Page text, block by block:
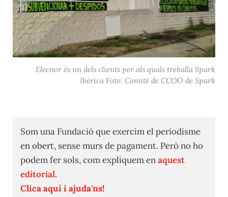
Elecnor és un dels clients per als quals treballa Spark
Ibérica Foto: Comitè de CCOO de Spark
Som una Fundació que exercim el periodisme
en obert, sense murs de pagament. Però no ho
podem fer sols, com expliquem enaquest
editorial.
Clica aquí i ajuda'ns!